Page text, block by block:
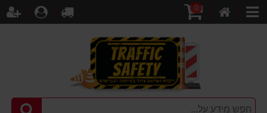
קטגוריות
קניות
0
לקופה